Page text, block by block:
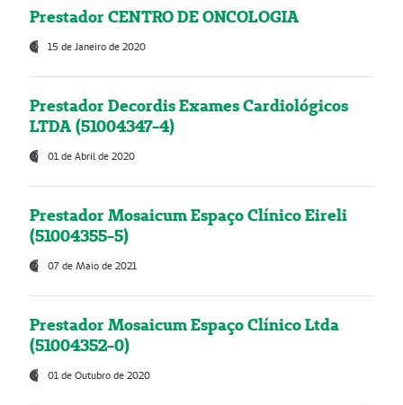
Prestador CENTRO DE ONCOLOGIA
15 de Janeiro de 2020
Prestador Decordis Exames Cardiológicos
LTDA (51004347-4)
01 de Abril de 2020
Prestador Mosaicum Espaço Clínico Eireli
(51004355-5)
07 de Maio de 2021
Prestador Mosaicum Espaço Clínico Ltda
(51004352-0)
01 de Outubro de 2020